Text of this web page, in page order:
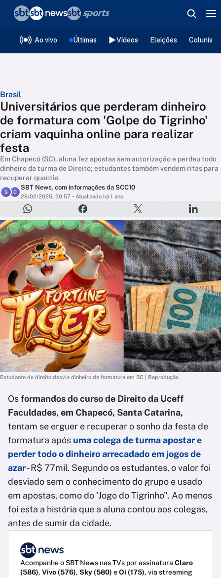
Ao vivo Últimas Vídeos Eleições
Brasil
Universitários que perderam dinheiro
de formatura com 'Golpe do Tigrinho'
criam vaquinha online para realizar
festa
Em Chapecó (SC), aluna fez apostas sem autorização e perdeu todo
dinheiro da turma de Direito; estudantes também vendem rifas para
recuperar quantia
S C
SBT News, com informações da SCC10
28/02/2025, 20:57 • Atualizado há 1 ano
Estudante de direito desvia dinheiro de formatura em SC | Reprodução
Osformandos do curso de Direito da Uceff
Faculdades, em Chapecó, Santa Catarina,
tentam se erguer e recuperar o sonho da festa de
formatura após uma colega de turma apostar e
perder todo o dinheiro arrecadado em jogos de
azar- R$ 77mil. Segundo os estudantes, o valor foi
desviado sem o conhecimento do grupo e usado
em apostas, como do 'Jogo do Tigrinho". Ao menos
foi esta a história que a aluna contou aos colegas,
antes de sumir da cidade.
Acompanhe o SBT News nas TVs por assinatura Claro
(586), Vivo (576), Sky (580) eOi (175), via streaming
❮voltar
Editorias